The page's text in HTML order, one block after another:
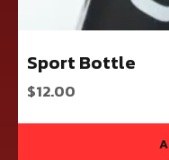
Sport Bottle
$12.00